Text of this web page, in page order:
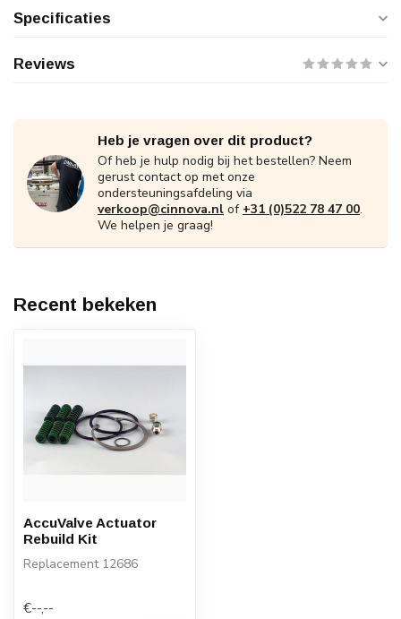
Specificaties
Reviews
Heb je vragen over dit product?
Of heb je hulp nodig bij het bestellen? Neem
gerust contact op met onze
ondersteuningsafdeling via
verkoop@cinnova.nl of +31 (0)522 78 47 00.
We helpen je graag!
Recent bekeken
AccuValve Actuator
Rebuild Kit
Replacement 12686
€--,--